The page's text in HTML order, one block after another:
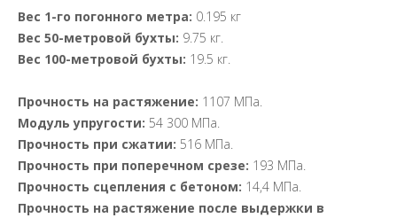
Вес 1-го погонного метра: 0.195 кг
Вес 50-метровой бухты: 9.75 кг.
Вес 100-метровой бухты: 19.5 кг.
Прочность на растяжение: 1107 МПа.
Модуль упругости: 54 300 МПа.
Прочность при сжатии: 516 МПа.
Прочность при поперечном срезе: 193 МПа.
Прочность сцепления с бетоном: 14,4 МПа.
Прочность на растяжение после выдержки в